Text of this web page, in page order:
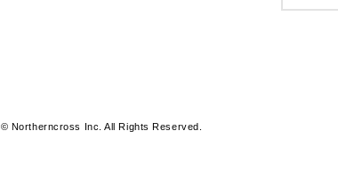
© Northerncross Inc. All Rights Reserved.